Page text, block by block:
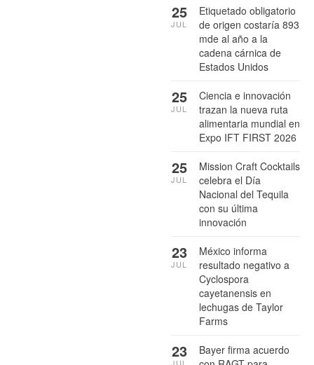
Etiquetado obligatorio
de origen costaría 893
mde al año a la
cadena cárnica de
Estados Unidos
25
JUL
Ciencia e innovación
trazan la nueva ruta
alimentaria mundial en
Expo IFT FIRST 2026
25
JUL
Mission Craft Cocktails
celebra el Día
Nacional del Tequila
con su última
innovación
25
JUL
México informa
resultado negativo a
Cyclospora
cayetanensis en
lechugas de Taylor
Farms
23
JUL
Bayer firma acuerdo
23
JUL